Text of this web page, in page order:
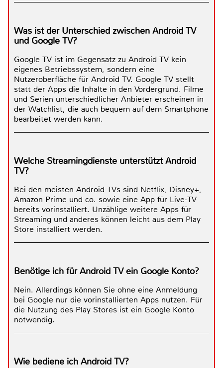
Was ist der Unterschied zwischen Android TV
und Google TV?
Google TV ist im Gegensatz zu Android TV kein
eigenes Betriebssystem, sondern eine
Nutzeroberfläche für Android TV. Google TV stellt
statt der Apps die Inhalte in den Vordergrund. Filme
und Serien unterschiedlicher Anbieter erscheinen in
der Watchlist, die auch bequem auf dem Smartphone
bearbeitet werden kann.
Welche Streamingdienste unterstützt Android
TV?
Bei den meisten Android TVs sind Netflix, Disney+,
Amazon Prime und co. sowie eine App für Live-TV
bereits vorinstalliert. Unzählige weitere Apps für
Streaming und anderes können leicht aus dem Play
Store installiert werden.
Benötige ich für Android TV ein Google Konto?
Nein. Allerdings können Sie ohne eine Anmeldung
bei Google nur die vorinstallierten Apps nutzen. Für
die Nutzung des Play Stores ist ein Google Konto
notwendig.
Wie bediene ich Android TV?